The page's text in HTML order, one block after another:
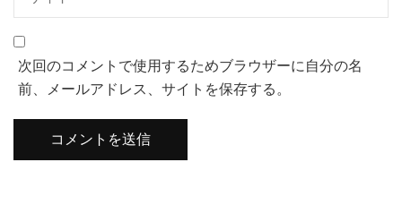
次回のコメントで使用するためブラウザーに自分の名
前、メールアドレス、サイトを保存する。